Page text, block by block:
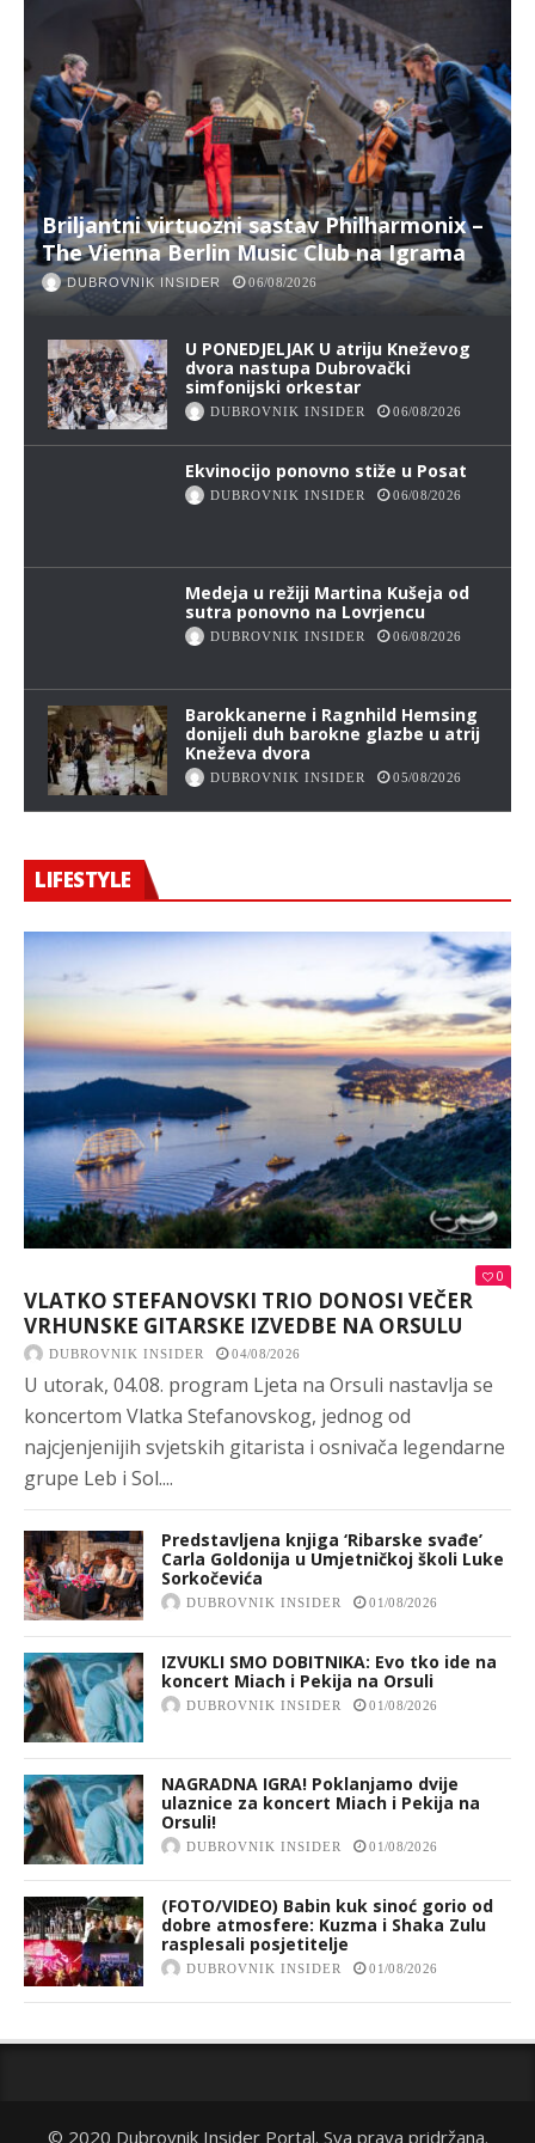
Briljantni virtuozni sastav Philharmonix –
The Vienna Berlin Music Club na Igrama
DUBROVNIK INSIDER 06/08/2026
U PONEDJELJAK U atriju Kneževog
dvora nastupa Dubrovački
simfonijski orkestar
DUBROVNIK INSIDER 06/08/2026
Ekvinocijo ponovno stiže u Posat
DUBROVNIK INSIDER 06/08/2026
Medeja u režiji Martina Kušeja od
sutra ponovno na Lovrjencu
DUBROVNIK INSIDER 06/08/2026
Barokkanerne i Ragnhild Hemsing
donijeli duh barokne glazbe u atrij
Kneževa dvora
DUBROVNIK INSIDER 05/08/2026
LIFESTYLE
0
VLATKO STEFANOVSKI TRIO DONOSI VEČER
VRHUNSKE GITARSKE IZVEDBE NA ORSULU
DUBROVNIK INSIDER 04/08/2026
U utorak, 04.08. program Ljeta na Orsuli nastavlja se
koncertom Vlatka Stefanovskog, jednog od
najcjenjenijih svjetskih gitarista i osnivača legendarne
grupe Leb i Sol....
Predstavljena knjiga ‘Ribarske svađe’
Carla Goldonija u Umjetničkoj školi Luke
Sorkočevića
DUBROVNIK INSIDER 01/08/2026
IZVUKLI SMO DOBITNIKA: Evo tko ide na
koncert Miach i Pekija na Orsuli
DUBROVNIK INSIDER 01/08/2026
NAGRADNA IGRA! Poklanjamo dvije
ulaznice za koncert Miach i Pekija na
Orsuli!
DUBROVNIK INSIDER 01/08/2026
(FOTO/VIDEO) Babin kuk sinoć gorio od
dobre atmosfere: Kuzma i Shaka Zulu
rasplesali posjetitelje
DUBROVNIK INSIDER 01/08/2026
© 2020 Dubrovnik Insider Portal. Sva prava pridržana.